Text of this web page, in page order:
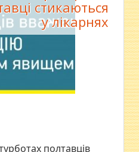
стикаються
у лікарнях
полтавців